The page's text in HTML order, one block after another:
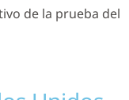
de la prueba del